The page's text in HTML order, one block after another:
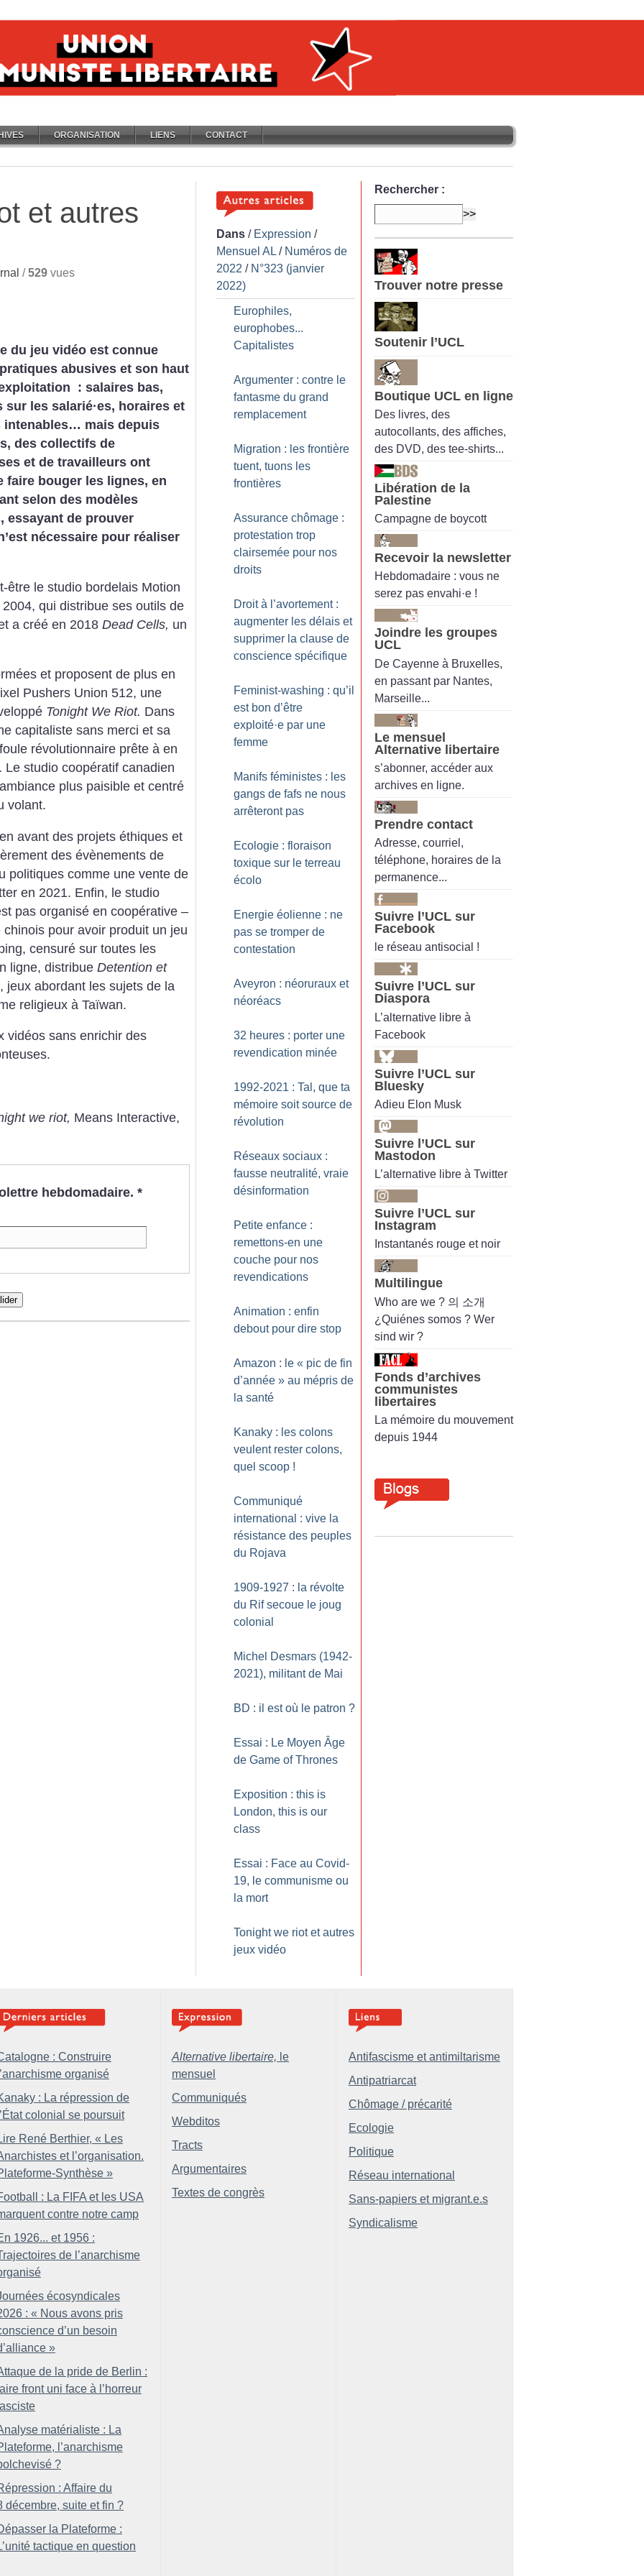
ORGANISATION LIENS CONTACT
et autres
/529 vues
du jeu vidéo est connue
abusives et son haut
: salaires bas,
sur les salarié·es, horaires et
intenables… mais depuis
des collectifs de
et de travailleurs ont
faire bouger les lignes, en
selon des modèles
essayant de prouver
nécessaire pour réaliser
être le studio bordelais Motion
qui distribue ses outils de
a créé en 2018 Dead Cells, un
et proposent de plus en
Pushers Union 512, une
Tonight We Riot. Dans
capitaliste sans merci et sa
révolutionnaire prête à en
studio coopératif canadien
plus paisible et centré
volant.
avant des projets éthiques et
des évènements de
politiques comme une vente de
en 2021. Enfin, le studio
pas organisé en coopérative –
pour avoir produit un jeu
censuré sur toutes les
ligne, distribue Detention et
abordant les sujets de la
religieux à Taïwan.
vidéos sans enrichir des
we riot, Means Interactive,
hebdomadaire. *
Dans / Expression /
Mensuel AL / Numéros de
2022 / N°323 (janvier
2022)
Europhiles,
europhobes...
Capitalistes
Argumenter : contre le
fantasme du grand
remplacement
Migration : les frontière
tuent, tuons les
frontières
Assurance chômage :
protestation trop
clairsemée pour nos
droits
Droit à l’avortement :
augmenter les délais et
supprimer la clause de
conscience spécifique
Feminist-washing : qu’il
est bon d’être
exploité·e par une
femme
Manifs féministes : les
gangs de fafs ne nous
arrêteront pas
Ecologie : floraison
toxique sur le terreau
écolo
Energie éolienne : ne
pas se tromper de
contestation
Aveyron : néoruraux et
néoréacs
32 heures : porter une
revendication minée
1992-2021 : Tal, que ta
mémoire soit source de
révolution
Réseaux sociaux :
fausse neutralité, vraie
désinformation
Petite enfance :
remettons-en une
couche pour nos
revendications
Animation : enfin
debout pour dire stop
Amazon : le « pic de fin
d’année » au mépris de
la santé
Kanaky : les colons
veulent rester colons,
quel scoop !
Communiqué
international : vive la
résistance des peuples
du Rojava
1909-1927 : la révolte
du Rif secoue le joug
colonial
Michel Desmars (1942-
2021), militant de Mai
BD : il est où le patron ?
Essai : Le Moyen Âge
de Game of Thrones
Exposition : this is
London, this is our
class
Essai : Face au Covid-
19, le communisme ou
la mort
Tonight we riot et autres
jeux vidéo
Rechercher :
Trouver notre presse
Soutenir l’UCL
Boutique UCL en ligne
Des livres, des
autocollants, des affiches,
des DVD, des tee-shirts...
Libération de la
Palestine
Campagne de boycott
Recevoir la newsletter
Hebdomadaire : vous ne
serez pas envahi·e !
Joindre les groupes
UCL
De Cayenne à Bruxelles,
en passant par Nantes,
Marseille...
Le mensuel
Alternative libertaire
s’abonner, accéder aux
archives en ligne.
Prendre contact
Adresse, courriel,
téléphone, horaires de la
permanence...
Suivre l’UCL sur
Facebook
le réseau antisocial !
Suivre l’UCL sur
Diaspora
L’alternative libre à
Facebook
Suivre l’UCL sur
Bluesky
Adieu Elon Musk
Suivre l’UCL sur
Mastodon
L’alternative libre à Twitter
Suivre l’UCL sur
Instagram
Instantanés rouge et noir
Multilingue
Who are we ? 의 소개
¿Quiénes somos ? Wer
sind wir ?
Fonds d’archives
communistes
libertaires
La mémoire du mouvement
depuis 1944
: Construire
organisé
: La répression de
colonial se poursuit
René Berthier, « Les
et l’organisation.
Synthèse »
: La FIFA et les USA
contre notre camp
1926... et 1956 :
de l’anarchisme
écosyndicales
: « Nous avons pris
d’un besoin
»
de la pride de Berlin :
front uni face à l’horreur
matérialiste : La
l’anarchisme
?
: Affaire du
décembre, suite et fin ?
la Plateforme :
tactique en question
Alternative libertaire, le
mensuel
Communiqués
Webditos
Tracts
Argumentaires
Textes de congrès
Antifascisme et antimiltarisme
Antipatriarcat
Chômage / précarité
Ecologie
Politique
Réseau international
Sans-papiers et migrant.e.s
Syndicalisme